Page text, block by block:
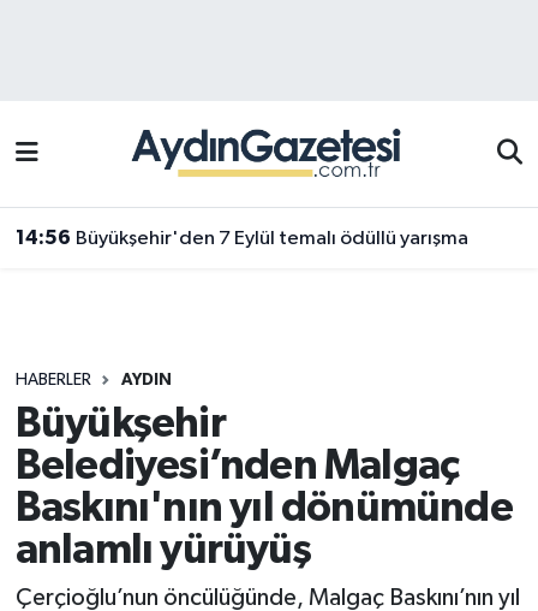
14:56 Büyükşehir'den 7 Eylül temalı ödüllü yarışma
HABERLER AYDIN
Büyükşehir
Belediyesi’nden Malgaç
Baskını'nın yıl dönümünde
anlamlı yürüyüş
Çerçioğlu’nun öncülüğünde, Malgaç Baskını’nın yıl
Efeler Trafik Yoğunluk Haritası
Süper Lig Puan Durumu ve Fikstür